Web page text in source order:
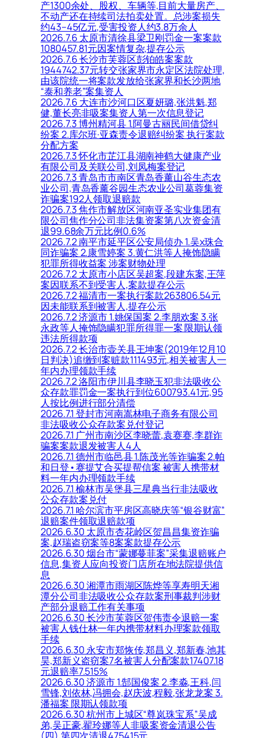
产1300余处、股权、车辆等,目前大量房产、
不动产还在持续司法拍卖处置。总涉案损失
约43–45亿元,受害投资人约3.8万余人
2026.7.6 太原市清徐县梁卫刚罚金一案案款
1080457.81元因案情复杂,提存公示
2026.7.6 长沙市芙蓉区彭铂皓案案款
1944742.37元转交张家界市永定区法院处理,
由该院统一将案款发放给张家界和长沙两地
“泰和养老”案集资人
2026.7.6 大连市沙河口区夏妍璐,张洪魁,郑
健,董长亮非吸案集资人第一次信息登记
2026.7.3 博州精河县 1.阿曼古丽民间借贷纠
纷案 2.库尔班·亚森责令退赔纠纷案 执行案款
分配方案
2026.7.3 怀化市芷江县湖南神鹤大健康产业
有限公司及关联公司,刘凤梅案登记
2026.7.3 青岛市市南区青岛香薰山谷生态农
业公司,青岛香薰谷园生态农业公司葛蓉集资
诈骗案192人领取退赔款
2026.7.3 焦作市解放区河南亚圣实业集团有
限公司焦作分公司非法集资案第八次资金清
退99.68余万元比例0.6%
2026.7.2 南平市延平区公安局侦办 1.吴x珠合
同诈骗案 2.康雪婷案 3.黄仁洪等人掩饰隐瞒
犯罪所得收益案 涉案财物处理
2026.7.2 太原市小店区吴超案,段建东案,王萍
案因联系不到受害人,案款提存公示
2026.7.2 福清市一案执行案款263806.54元
因未能联系到被害人,提存公示
2026.7.2 济源市 1.姚保国案 2.李朋欢案 3.张
永政等人掩饰隐瞒犯罪所得罪一案 限期认领
违法所得款项
2026.7.2 长治市壶关县王坤案(2019年12月10
日判决)追缴到案赃款111493元,相关被害人一
年内办理领款手续
2026.7.2 洛阳市伊川县李晓玉犯非法吸收公
众存款罪罚金一案执行到位600793.41元,95
人按比例进行部分清偿
2026.7.1 登封市河南嵩林电子商务有限公司
非法吸收公众存款案兑付登记
2026.7.1 广州市南沙区李晓蕾,袁赛赛,李群诈
骗案案款退发被害人4人
2026.7.1 德州市临邑县 1.陈茂光等诈骗案 2.帕
和日登•赛提艾合买提帮信案 被害人携带材
料一年内办理领款手续
2026.7.1 榆林市吴堡县三星典当行非法吸收
公众存款案兑付
2026.7.1 哈尔滨市平房区高晓庆等“银谷财富”
退赔案件领取退赔款项
2026.6.30 太原市杏花岭区贺昌昌集资诈骗
案,赵瑞盗窃案等8案案款提存公示
2026.6.30 烟台市“蒙娜蔓菲案”采集退赔账户
信息,集资人应向投资门店所在地法院提供信
息
2026.6.30 湘潭市雨湖区陈烨等享寿明天湘
潭分公司非法吸收公众存款案刑事裁判涉财
产部分退赔工作有关事项
2026.6.30 长沙市芙蓉区贺伟责令退赔一案
被害人钱仕林一年内携带材料办理案款领取
手续
2026.6.30 永安市郑恢传,郑昌义,郑新春,池其
昊,郑新义盗窃案7名被害人分配案款17407.18
元退赔率7.515%
2026.6.30 济源市 1.郜国俊案 2.李淼,王科,闫
雪锋,刘依林,冯拥会,赵庆波,程毅,张龙龙案 3.
潘福案 限期认领款项
2026.6.30 杭州市上城区“尊岚珠宝系”吴成
弟,吴正豪,翟玲娜等人非吸案资金清退公告